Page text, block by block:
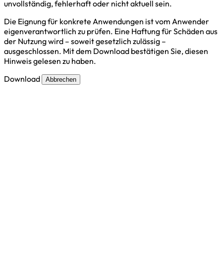
unvollständig, fehlerhaft oder nicht aktuell sein.
Die Eignung für konkrete Anwendungen ist vom Anwender
eigenverantwortlich zu prüfen. Eine Haftung für Schäden aus
der Nutzung wird – soweit gesetzlich zulässig –
ausgeschlossen. Mit dem Download bestätigen Sie, diesen
Hinweis gelesen zu haben.
Download
Abbrechen